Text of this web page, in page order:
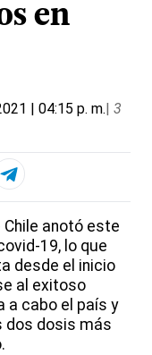
en
| 04:15 p. m.| 3
Chile anotó este
19, lo que
desde el inicio
al exitoso
a cabo el país y
dos dosis más